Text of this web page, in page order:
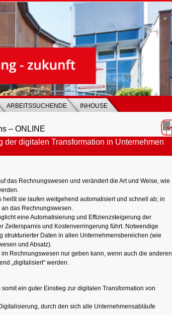
ARBEITSSUCHENDE INHOUSE
– ONLINE
digitalen Transformation in Unternehmen
das Rechnungswesen und verändert die Art und Weise, wie
sie laufen weitgehend automatisiert und schnell ab; in
das Rechnungswesen.
eine Automatisierung und Effizienzsteigerung der
Zeitersparnis und Kostenverringerung führt. Notwendige
strukturierter Daten in allen Unternehmensbereichen (wie
und Absatz).
Rechnungswesen nur geben kann, wenn auch die anderen
„digitalisiert“ werden.
ein guter Einstieg zur digitalen Transformation von
durch den sich alle Unternehmensabläufe